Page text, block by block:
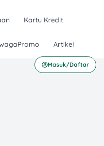
Kartu Kredit
Artikel
Masuk/Daftar